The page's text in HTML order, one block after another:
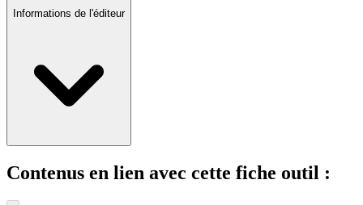
Informations de l'éditeur
Contenus en lien avec cette fiche outil :